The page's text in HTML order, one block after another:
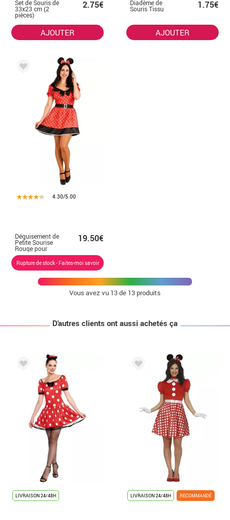
Set de Souris de
33x23 cm (2
pièces)
2.75€
AJOUTER
Diadème de
Souris Tissu 1.75€
AJOUTER
4.30/5.00
Déguisement de
Petite Sourise
Rouge pour
femme
19.50€
Rupture de stock - Faites-moi savoir
Vous avez vu 13de 13 produits
D'autres clients ont aussi achetés ça
LIVRAISON 24/48H LIVRAISON 24/48H RECOMMANDÉ